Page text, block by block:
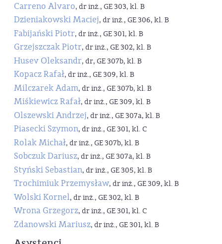
Carreno Alvaro, dr inż., GE 303, kl. B
Dzieniakowski Maciej, dr inż., GE 306, kl. B
Fabijański Piotr, dr inż., GE 301, kl. B
Grzejszczak Piotr, dr inż., GE 302, kl. B
Husev Oleksandr, dr, GE 307b, kl. B
Kopacz Rafał, dr inż., GE 309, kl. B
Milczarek Adam, dr inż., GE 307b, kl. B
Miśkiewicz Rafał, dr inż., GE 309, kl. B
Olszewski Andrzej, dr inż., GE 307a, kl. B
Piasecki Szymon, dr inż., GE 301, kl. C
Rolak Michał, dr inż., GE 307b, kl. B
Sobczuk Dariusz, dr inż., GE 307a, kl. B
Styński Sebastian, dr inż., GE 305, kl. B
Trochimiuk Przemysław, dr inż., GE 309, kl. B
Wolski Kornel, dr inż., GE 302, kl. B
Wrona Grzegorz, dr inż., GE 301, kl. C
Zdanowski Mariusz, dr inż., GE 301, kl. B